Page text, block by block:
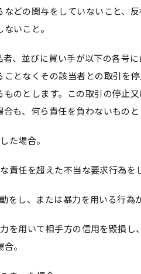
どの関与をしていないこと、
いこと。
、並びに買い手が以下の各号
となくその該当者との取引を
のとします。この取引の停止
も、何ら責任を負わないものと
た場合。
責任を超えた不当な要求行為を
をし、または暴力を用いる行為
を用いて相手方の信用を毀損し
。